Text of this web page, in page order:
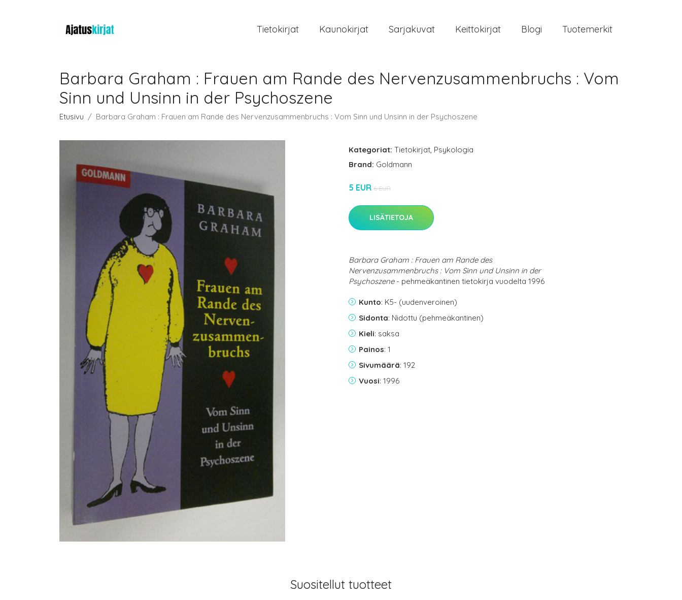
Tietokirjat Kaunokirjat Sarjakuvat Keittokirjat Blogi Tuotemerkit
Barbara Graham : Frauen am Rande des Nervenzusammenbruchs : Vom
Sinn und Unsinn in der Psychoszene
Etusivu Barbara Graham : Frauen am Rande des Nervenzusammenbruchs : Vom Sinn und Unsinn in der Psychoszene
Kategoriat: Tietokirjat, Psykologia
Brand: Goldmann
5 EUR 6 EUR
LISÄTIETOJA
Barbara Graham : Frauen am Rande des
Nervenzusammenbruchs : Vom Sinn und Unsinn in der
Psychoszene- pehmeäkantinen tietokirja vuodelta 1996
Kunto: K5- (uudenveroinen)
Sidonta: Nidottu (pehmeäkantinen)
Kieli: saksa
Painos: 1
Sivumäärä: 192
Vuosi: 1996
Suositellut tuotteet